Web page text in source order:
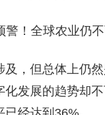
及，但总体上仍
发展的趋势却